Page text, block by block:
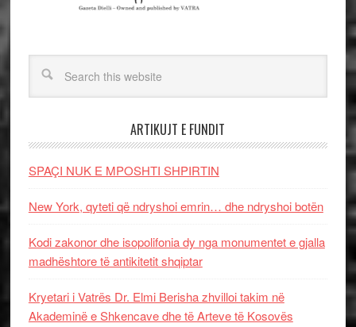
ARTIKUJT E FUNDIT
SPAÇI NUK E MPOSHTI SHPIRTIN
New York, qyteti që ndryshoi emrin… dhe ndryshoi botën
Kodi zakonor dhe isopolifonia dy nga monumentet e gjalla
madhështore të antikitetit shqiptar
Kryetari i Vatrës Dr. Elmi Berisha zhvilloi takim në
Akademinë e Shkencave dhe të Arteve të Kosovës